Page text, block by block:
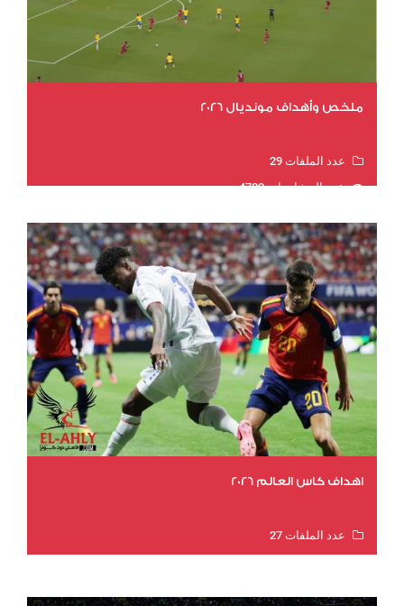
ملخص وأهداف مونديال 2026
عدد الملفات 29
عدد المشاهدات 4702
اهداف كاس العالم 2026
عدد الملفات 27